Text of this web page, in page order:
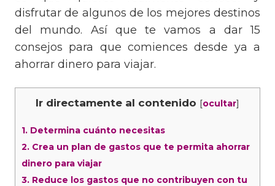
disfrutar de algunos de los mejores destinos
del mundo. Así que te vamos a dar 15
consejos para que comiences desde ya a
ahorrar dinero para viajar.
Ir directamente al contenido [ocultar]
1. Determina cuánto necesitas
2. Crea un plan de gastos que te permita ahorrar
dinero para viajar
3. Reduce los gastos que no contribuyen con tu